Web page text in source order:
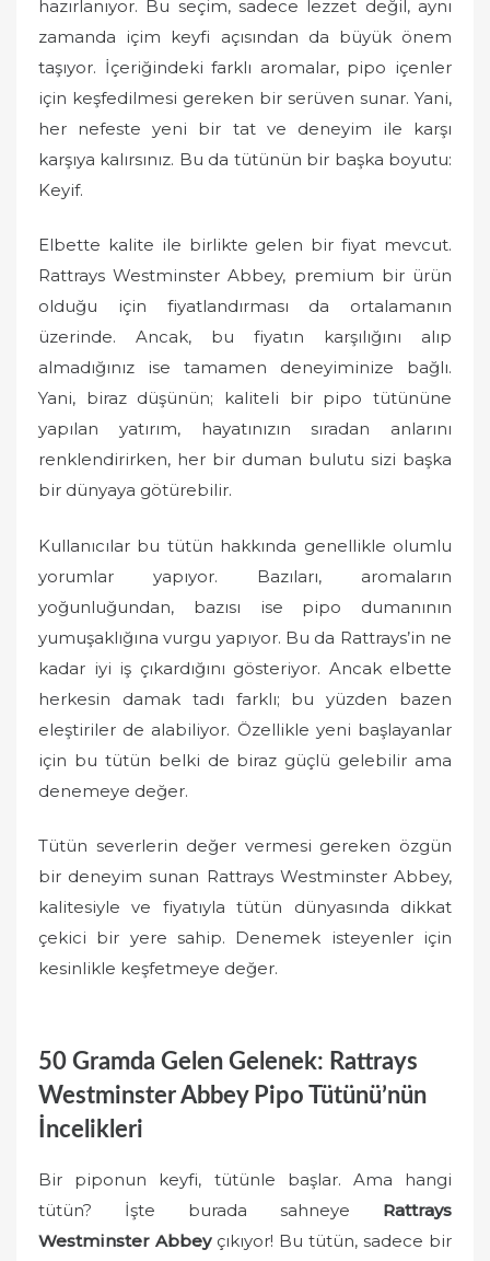
hazırlanıyor. Bu seçim, sadece lezzet değil, aynı
zamanda içim keyfi açısından da büyük önem
taşıyor. İçeriğindeki farklı aromalar, pipo içenler
için keşfedilmesi gereken bir serüven sunar. Yani,
her nefeste yeni bir tat ve deneyim ile karşı
karşıya kalırsınız. Bu da tütünün bir başka boyutu:
Keyif.
Elbette kalite ile birlikte gelen bir fiyat mevcut.
Rattrays Westminster Abbey, premium bir ürün
olduğu için fiyatlandırması da ortalamanın
üzerinde. Ancak, bu fiyatın karşılığını alıp
almadığınız ise tamamen deneyiminize bağlı.
Yani, biraz düşünün; kaliteli bir pipo tütününe
yapılan yatırım, hayatınızın sıradan anlarını
renklendirirken, her bir duman bulutu sizi başka
bir dünyaya götürebilir.
Kullanıcılar bu tütün hakkında genellikle olumlu
yorumlar yapıyor. Bazıları, aromaların
yoğunluğundan, bazısı ise pipo dumanının
yumuşaklığına vurgu yapıyor. Bu da Rattrays’in ne
kadar iyi iş çıkardığını gösteriyor. Ancak elbette
herkesin damak tadı farklı; bu yüzden bazen
eleştiriler de alabiliyor. Özellikle yeni başlayanlar
için bu tütün belki de biraz güçlü gelebilir ama
denemeye değer.
Tütün severlerin değer vermesi gereken özgün
bir deneyim sunan Rattrays Westminster Abbey,
kalitesiyle ve fiyatıyla tütün dünyasında dikkat
çekici bir yere sahip. Denemek isteyenler için
kesinlikle keşfetmeye değer.
50 Gramda Gelen Gelenek: Rattrays
Westminster Abbey Pipo Tütünü’nün
İncelikleri
Bir piponun keyfi, tütünle başlar. Ama hangi
tütün? İşte burada sahneye Rattrays
Westminster Abbeyçıkıyor! Bu tütün, sadece bir